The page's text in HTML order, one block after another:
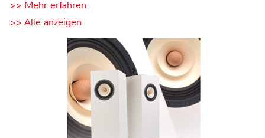
>> Mehr erfahren
>> Alle anzeigen